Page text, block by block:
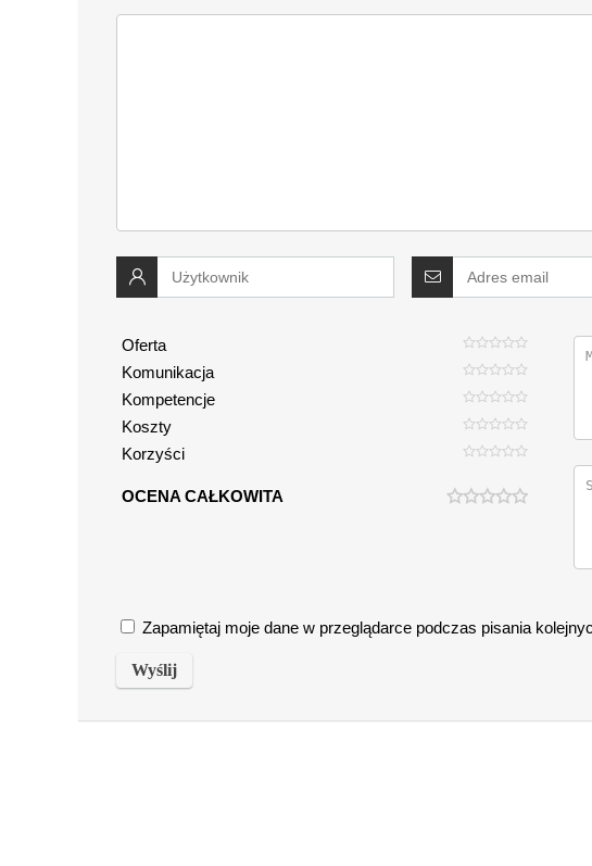
Oferta
Komunikacja
Kompetencje
Koszty
Korzyści
OCENA CAŁKOWITA
Zapamiętaj moje dane w przeglądarce podczas pisania